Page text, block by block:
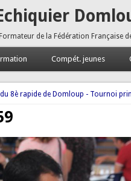
de la Fédération Française
Compét. jeunes
8è rapide de Domloup - Tournoi